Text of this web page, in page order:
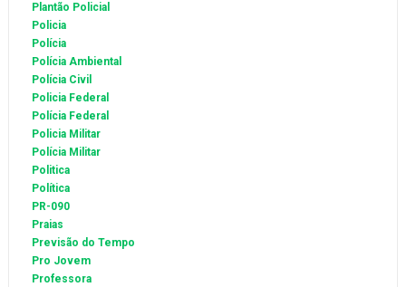
Plantão Policial
Policia
Polícia
Polícia Ambiental
Polícia Civil
Policia Federal
Polícia Federal
Policia Militar
Polícia Militar
Politica
Política
PR-090
Praias
Previsão do Tempo
Pro Jovem
Professora